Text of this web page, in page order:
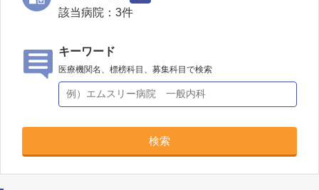
該当病院： 3件
キーワード
医療機関名、標榜科目、募集科目で検索
検索